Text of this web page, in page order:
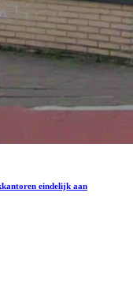
eindelijk aan